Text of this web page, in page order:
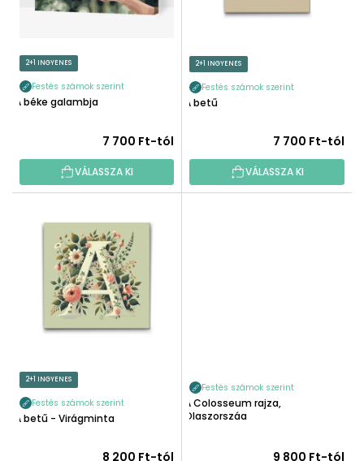
Z
S
S
T
A
2+1 INGYENES
Festés számok szerint
A béke galambja
7 700 Ft-tól
VÁLASSZA KI
2+1 INGYENES
Festés számok szerint
A betű
7 700 Ft-tól
VÁLASSZA KI
2+1 INGYENES
Festés számok szerint
A betű - Virágminta
8 200 Ft-tól
Festés számok szerint
A Colosseum rajza,
Olaszország
9 800 Ft-tól